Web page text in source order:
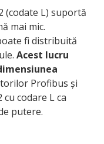
(codate L) suportă
mai mic.
fi distribuită
Acest lucru
Profibus și
codare L ca
putere.